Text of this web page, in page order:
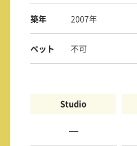
築年 2007年
ペット 不可
Studio
—